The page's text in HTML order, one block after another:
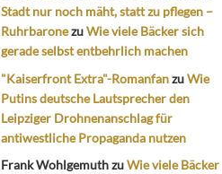
Stadt nur noch mäht, statt zu pflegen –
RuhrbaronezuWie viele Bäcker sich
gerade selbst entbehrlich machen
"Kaiserfront Extra"-RomanfanzuWie
Putins deutsche Lautsprecher den
Leipziger Drohnenanschlag für
antiwestliche Propaganda nutzen
Frank WohlgemuthzuWie viele Bäcker